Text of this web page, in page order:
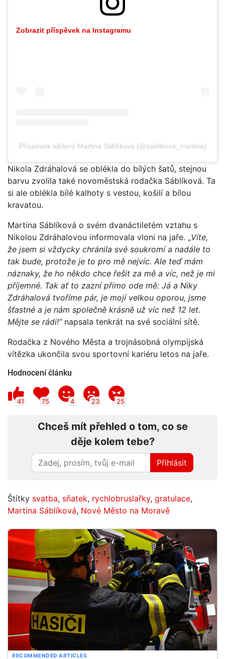
Zobrazit příspěvek na Instagramu
Příspěvek sdílený Martina Sáblíková (@sablikova_martina)
Nikola Zdráhalová se oblékla do bílých šatů, stejnou
barvu zvolila také novoměstská rodačka Sáblíková. Ta
si ale oblékla bílé kalhoty s vestou, košilí a bílou
kravatou.
Martina Sáblíková o svém dvanáctiletém vztahu s
Nikolou Zdráhalovou informovala vloni na jaře. „Víte,
že jsem si vždycky chránila své soukromí a nadále to
tak bude, protože je to pro mě nejvíc. Ale teď mám
náznaky, že ho někdo chce řešit za mě a víc, než je mi
příjemné. Tak ať to zazní přímo ode mě: Já a Niky
Zdráhalová tvoříme pár, je mojí velkou oporou, jsme
šťastné a je nám společně krásně už víc než 12 let.
Mějte se rádi!“ napsala tenkrát na své sociální sítě.
Rodačka z Nového Města a trojnásobná olympijská
vítězka ukončila svou sportovní kariéru letos na jaře.
Hodnocení článku
41 75 4 23 25
Chceš mít přehled o tom, co se
děje kolem tebe?
Přihlásit
Štítky svatba, sňatek, rychlobruslařky, gratulace,
Martina Sáblíková, Nové Město na Moravě